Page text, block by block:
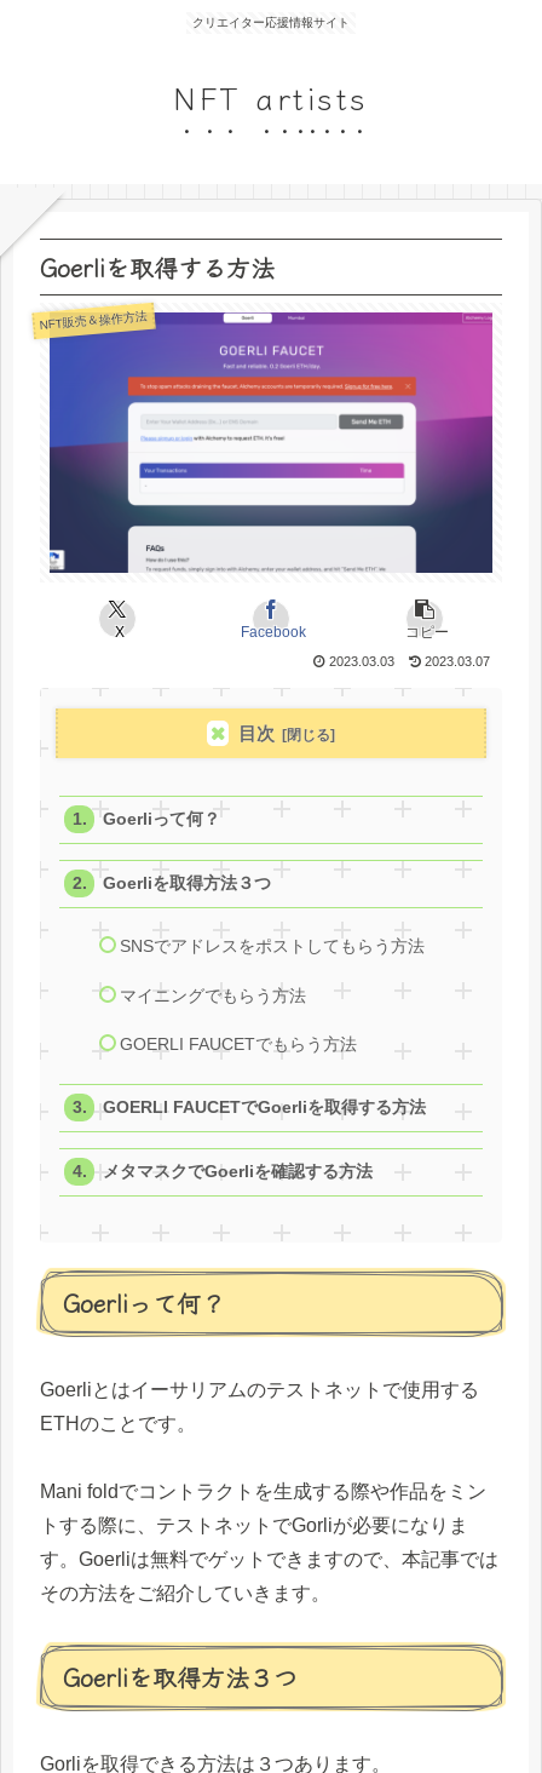
クリエイター応援情報サイト
NFT artists
Goerliを取得する方法
NFT販売＆操作方法
X Facebook コピー
2023.03.03 2023.03.07
目次
Goerliって何？
Goerliを取得方法３つ
SNSでアドレスをポストしてもらう方法
マイニングでもらう方法
GOERLI FAUCETでもらう方法
GOERLI FAUCETでGoerliを取得する方法
メタマスクでGoerliを確認する方法
Goerliって何？
Goerliとはイーサリアムのテストネットで使用する
ETHのことです。
Mani foldでコントラクトを生成する際や作品をミン
トする際に、テストネットでGorliが必要になりま
す。Goerliは無料でゲットできますので、本記事では
その方法をご紹介していきます。
Goerliを取得方法３つ
Gorliを取得できる方法は３つあります。